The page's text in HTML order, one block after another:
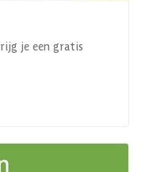
je een gratis